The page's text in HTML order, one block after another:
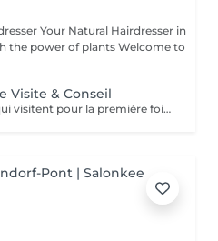
Visite & Conseil
Ce rdv est adapté au clients qui visitent pour la première fois notre salon. Ce conseil contient l'explication des produits adaptés au besoin de vos cheveux et vos problèmes. En plus on vous explique la coloration aux plantes inclus ses grandes avantages pour vos cheveux et cuir chevelur. Comment on quitte la coloration chemique en coloration aux plantes? Ce jour même on peut pas réaliser une coloration naturelle, il faut un temps d'adaption de quelques jours. N'hésiter pas à nous cantacter pour plus informations. Avec notre concept on vous garantis d'avoir vos cheveux brillants et de bonne santé sans chute de cheveux.